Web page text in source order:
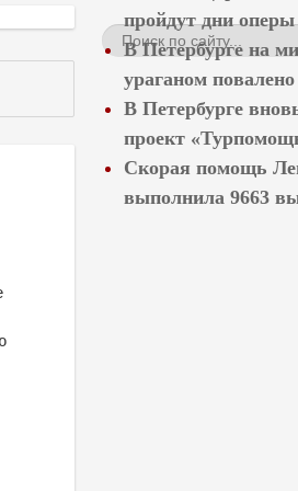
пройдут дни оперы
В Петербурге на
ураганом
В Петербурге
проект
Скорая помощь
выполнила 9663